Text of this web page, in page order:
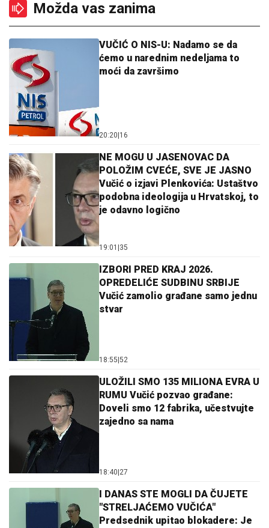
Možda vas zanima
VUČIĆ O NIS-U: Nadamo se da
ćemo u narednim nedeljama to
moći da završimo
20:20 16
NE MOGU U JASENOVAC DA
POLOŽIM CVEĆE, SVE JE JASNO
Vučić o izjavi Plenkovića: Ustaštvo
podobna ideologija u Hrvatskoj, to
je odavno logično
19:01 35
IZBORI PRED KRAJ 2026.
OPREDELIĆE SUDBINU SRBIJE
Vučić zamolio građane samo jednu
stvar
18:55 52
ULOŽILI SMO 135 MILIONA EVRA U
RUMU Vučić pozvao građane:
Doveli smo 12 fabrika, učestvujte
zajedno sa nama
18:40 27
I DANAS STE MOGLI DA ČUJETE
"STRELJAĆEMO VUČIĆA"
Predsednik upitao blokadere: Je